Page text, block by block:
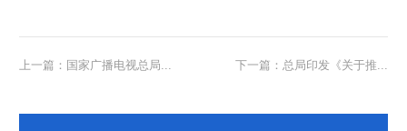
上一篇：国家广播电视总局... 下一篇：总局印发《关于推...